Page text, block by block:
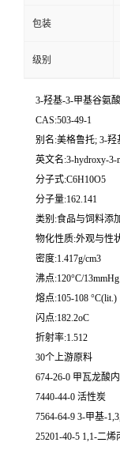
包装
级别
3-羟基-3-甲基谷氨酸
CAS:503-49-1
别名:美格鲁托; 3-
英文名:3-hydroxy-3-
分子式:C6H10O5
分子量:162.141
类别:食品与饲料添
物化性质:外观与性
密度:1.417g/cm3
沸点:120°C/13mmHg
熔点:105-108 °C(lit.)
闪点:182.2oC
折射率:1.512
30个上游原料
674-26-0 甲瓦龙酸
7440-44-0 活性炭
7564-64-9 3-甲基-
25201-40-5 1,1-二